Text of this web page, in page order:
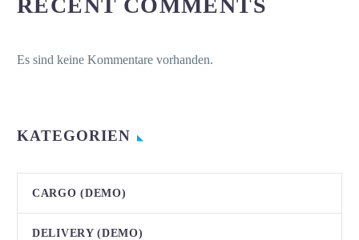
RECENT COMMENTS
Es sind keine Kommentare vorhanden.
KATEGORIEN
CARGO (DEMO)
DELIVERY (DEMO)